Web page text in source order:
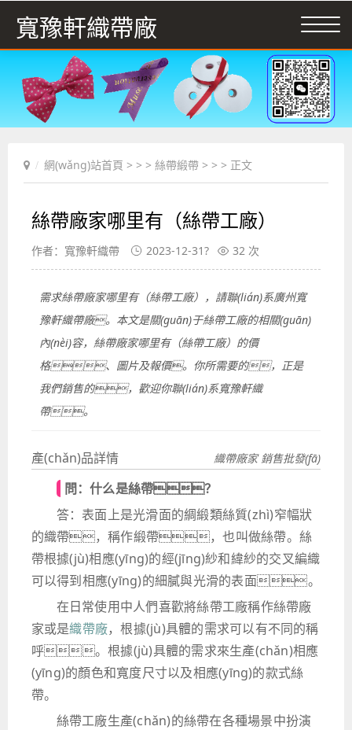
寬豫軒織帶廠
網(wǎng)站首頁 > > > 絲帶緞帶 > > > 正文
絲帶廠家哪里有（絲帶工廠）
作者：寬豫軒織帶 2023-12-31? 32 次
需求絲帶廠家哪里有（絲帶工廠），請聯(lián)系廣州寬
豫軒織帶廠。本文是關(guān)于絲帶工廠的相關(guān)
內(nèi)容，絲帶廠家哪里有（絲帶工廠）的價
格、圖片及報價。你所需要的，正是
我們銷售的，歡迎你聯(lián)系寬豫軒織
帶。
產(chǎn)品詳情 織帶廠家 銷售批發(fā)
問：什么是絲帶？
答：表面上是光滑面的綢緞類絲質(zhì)窄幅狀
的織帶，稱作緞帶，也叫做絲帶。絲
帶根據(jù)相應(yīng)的經(jīng)紗和緯紗的交叉編織
可以得到相應(yīng)的細膩與光滑的表面。
在日常使用中人們喜歡將絲帶工廠稱作絲帶廠
家或是織帶廠，根據(jù)具體的需求可以有不同的稱
呼。根據(jù)具體的需求來生產(chǎn)相應
(yīng)的顏色和寬度尺寸以及相應(yīng)的款式絲
帶。
絲帶工廠生產(chǎn)的絲帶在各種場景中扮演